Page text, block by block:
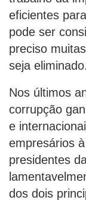
eficientes
pode ser
preciso
seja eliminado.
Nos últimos
corrupção
e
empresários
presidentes
dos dois